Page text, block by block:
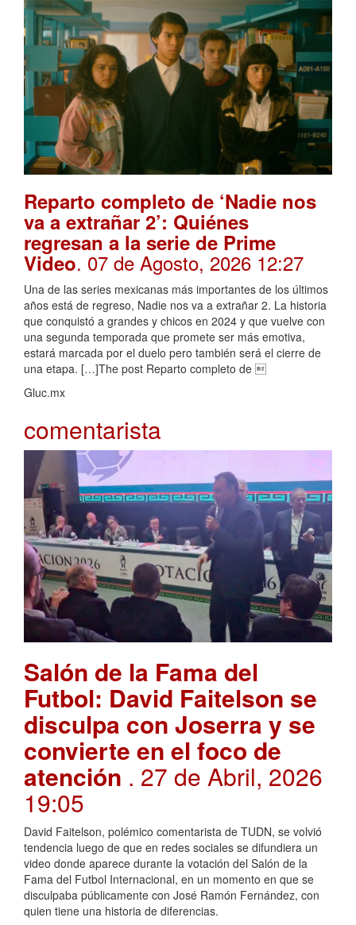
Reparto completo de ‘Nadie nos
va a extrañar 2’: Quiénes
regresan a la serie de Prime
Video. 07 de Agosto, 2026 12:27
Una de las series mexicanas más importantes de los últimos
años está de regreso, Nadie nos va a extrañar 2. La historia
que conquistó a grandes y chicos en 2024 y que vuelve con
una segunda temporada que promete ser más emotiva,
estará marcada por el duelo pero también será el cierre de
una etapa. […]The post Reparto completo de 
Gluc.mx
comentarista
Salón de la Fama del
Futbol: David Faitelson se
disculpa con Joserra y se
convierte en el foco de
atención . 27 de Abril, 2026
19:05
David Faitelson, polémico comentarista de TUDN, se volvió
tendencia luego de que en redes sociales se difundiera un
video donde aparece durante la votación del Salón de la
Fama del Futbol Internacional, en un momento en que se
disculpaba públicamente con José Ramón Fernández, con
quien tiene una historia de diferencias.